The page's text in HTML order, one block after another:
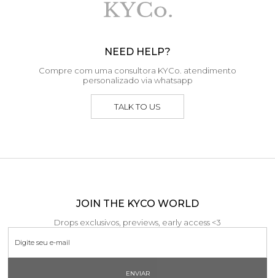
NEED HELP?
Compre com uma consultora KYCo. atendimento
personalizado via whatsapp
TALK TO US
JOIN THE KYCO WORLD
Drops exclusivos, previews, early access <3
ENVIAR